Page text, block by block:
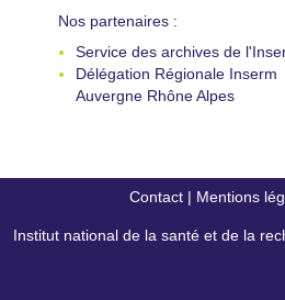
Nos partenaires :
Service des archives de
Délégation Régionale Inserm
Auvergne Rhône Alpes
Contact| Mentions
Institut national de la santé et de la